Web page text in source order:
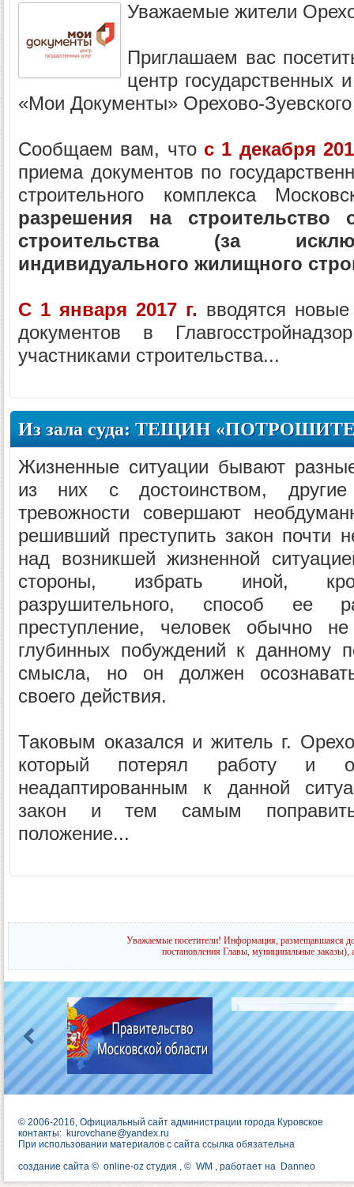
Уважаемые жители
Приглашаем вас
центр государственных
«Мои Документы» Орехово-
Сообщаем вам, что с 1 декабря
приема документов по
строительного комплекса
разрешения на строительство
строительства (за
индивидуального жилищного
С 1 января 2017 г. вводятся
документов в
участниками строительства...
Из зала суда: ТЕЩИН
Жизненные ситуации бывают
из них с достоинством,
тревожности совершают
решивший преступить закон почти
над возникшей жизненной
стороны, избрать иной,
разрушительного, способ ее
преступление, человек обычно
глубинных побуждений к данному
смысла, но он должен
своего действия.
Таковым оказался и житель г.
который потерял работу и
неадаптированным к данной
закон и тем самым
положение...
Уважаемые посетители! Информация, размещавшаяся
постановления Главы, муниципальные заказы),
© 2006-2016, Официальный сайт администрации города Куровское
контакты: kurovchane@yandex.ru
При использовании материалов с сайта ссылка обязательна
создание сайта © online-oz студия , © WM , работает на Danneo